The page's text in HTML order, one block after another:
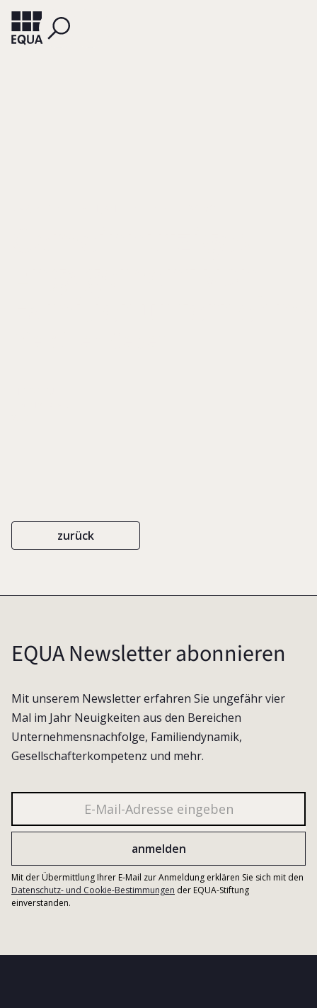
zurück
EQUA Newsletter abonnieren
Mit unserem Newsletter erfahren Sie ungefähr vier
Mal im Jahr Neuigkeiten aus den Bereichen
Unternehmensnachfolge, Familiendynamik,
Gesellschafterkompetenz und mehr.
Mit der Übermittlung Ihrer E-Mail zur Anmeldung erklären Sie sich mit den
Datenschutz- und Cookie-Bestimmungen der EQUA-Stiftung
einverstanden.